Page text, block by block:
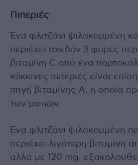
Πιπεριές
Ένα φλιτζάνι ψιλοκομμένη
περιέχει σχεδόν 3 φορές
βιταμίνη C από ένα
κόκκινες πιπεριές είναι
πηγή βιταμίνης Α, η οποία
των ματιών.
Ένα φλιτζάνι ψιλοκομμένη
περιέχει λιγότερη βιταμίνη
αλλά με 120 mg,